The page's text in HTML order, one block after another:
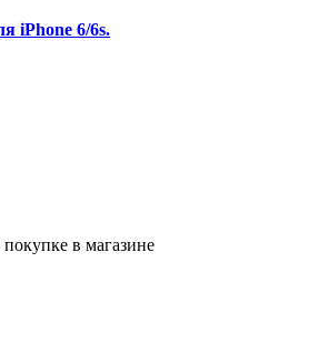
iPhone 6/6s.
в магазине